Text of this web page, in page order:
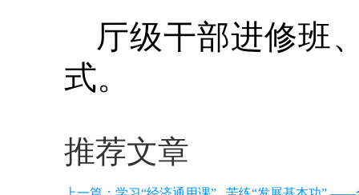
厅级干部进修班
式。
推荐文章